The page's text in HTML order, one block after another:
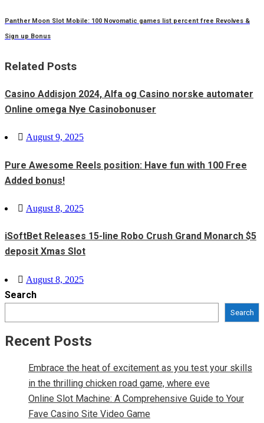
Panther Moon Slot Mobile: 100 Novomatic games list percent free Revolves &
Sign up Bonus
Related Posts
Casino Addisjon 2024, Alfa og Casino norske automater
Online omega Nye Casinobonuser
Posted
August 9, 2025
Pure Awesome Reels position: Have fun with 100 Free
Added bonus!
Posted
August 8, 2025
iSoftBet Releases 15-line Robo Crush Grand Monarch $5
deposit Xmas Slot
Posted
on
August 8, 2025
Search
Search
Recent Posts
Embrace the heat of excitement as you test your skills
in the thrilling chicken road game, where eve
Online Slot Machine: A Comprehensive Guide to Your
Fave Casino Site Video Game